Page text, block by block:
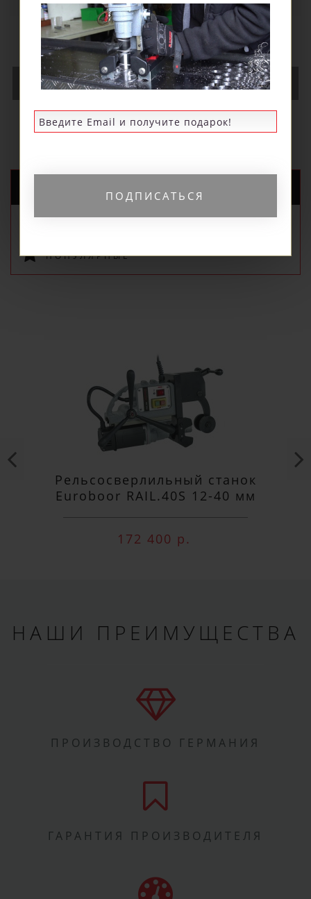
ПОДПИСАТЬСЯ
длиной 176 мм для использования с IBK.75
680 р.
В КОРЗИНУ
РЕКОМЕНДУЕМЫЕ
ПОПУЛЯРНЫЕ
Рельсосверлильный станок
Euroboor RAIL.40S 12-40 мм
172 400 р.
НАШИ ПРЕИМУЩЕСТВА
ПРОИЗВОДСТВО ГЕРМАНИЯ
ГАРАНТИЯ ПРОИЗВОДИТЕЛЯ